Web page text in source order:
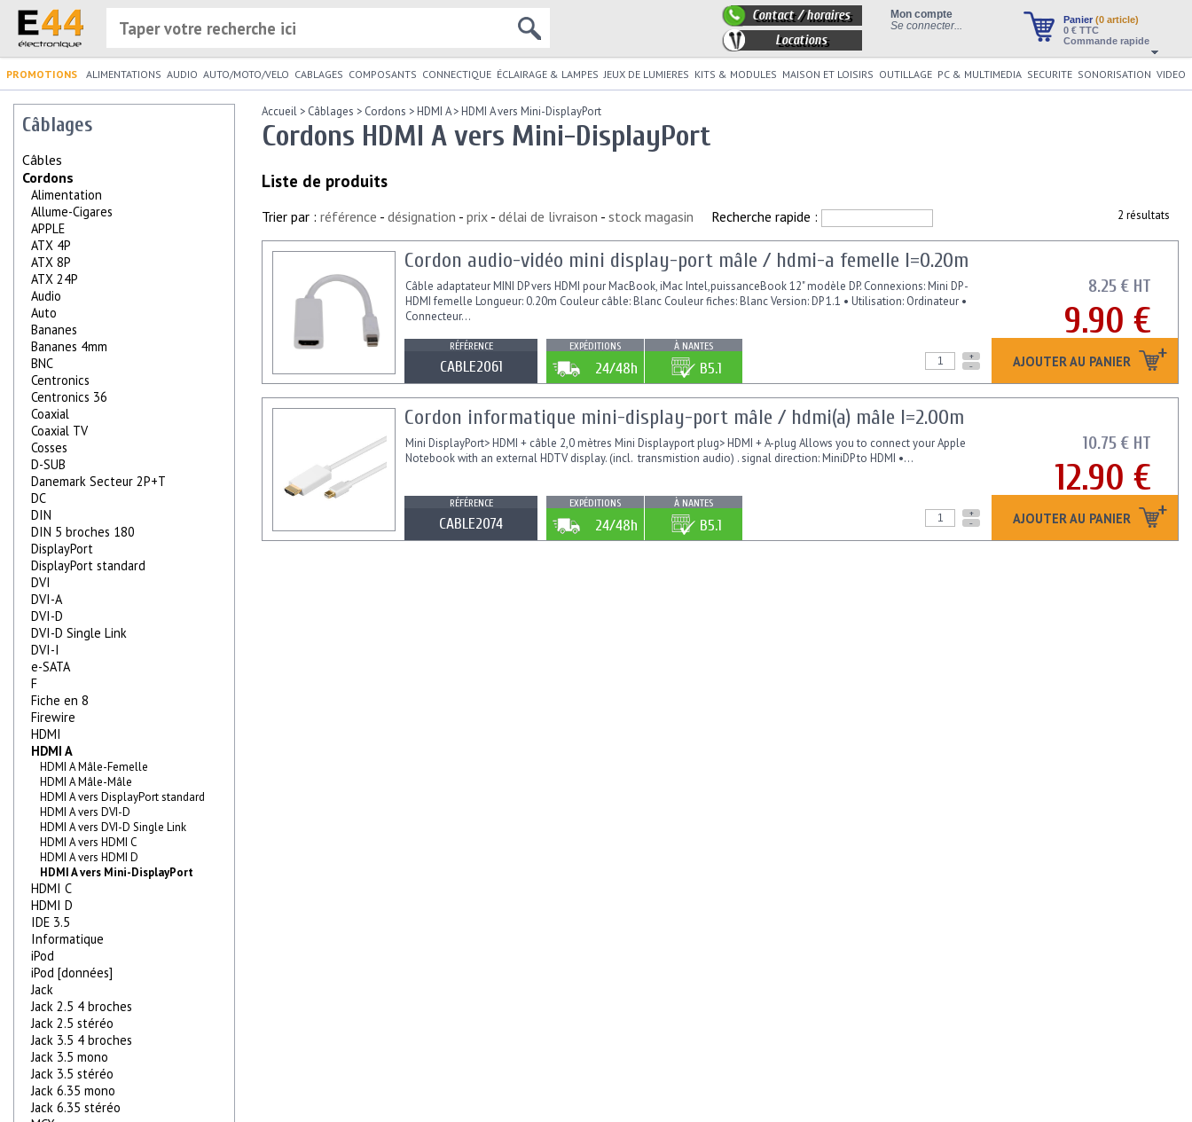
Panier (0 article)
0 € TTC
Commande rapide
Mon compte
Se connecter...
Contact / horaires
Locations
PROMOTIONS ALIMENTATIONS AUDIO AUTO/MOTO/VELO CABLAGES COMPOSANTS CONNECTIQUE ÉCLAIRAGE & LAMPES JEUX DE LUMIERES KITS & MODULES MAISON ET LOISIRS OUTILLAGE PC & MULTIMEDIA SECURITE SONORISATION VIDEO
Câblages
Câbles
Cordons
Alimentation
Allume-Cigares
APPLE
ATX 4P
ATX 8P
ATX 24P
Audio
Auto
Bananes
Bananes 4mm
BNC
Centronics
Centronics 36
Coaxial
Coaxial TV
Cosses
D-SUB
Danemark Secteur 2P+T
DC
DIN
DIN 5 broches 180
DisplayPort
DisplayPort standard
DVI
DVI-A
DVI-D
DVI-D Single Link
DVI-I
e-SATA
F
Fiche en 8
Firewire
HDMI
HDMI A
HDMI A Mâle-Femelle
HDMI A Mâle-Mâle
HDMI A vers DisplayPort standard
HDMI A vers DVI-D
HDMI A vers DVI-D Single Link
HDMI A vers HDMI C
HDMI A vers HDMI D
HDMI A vers Mini-DisplayPort
HDMI C
HDMI D
IDE 3.5
Informatique
iPod
iPod [données]
Jack
Jack 2.5 4 broches
Jack 2.5 stéréo
Jack 3.5 4 broches
Jack 3.5 mono
Jack 3.5 stéréo
Jack 6.35 mono
Jack 6.35 stéréo
Accueil > Câblages > Cordons >HDMI A>HDMI A vers Mini-DisplayPort
Cordons HDMI A vers Mini-DisplayPort
Liste de produits
2 résultats
Trier par : référence - désignation - prix - délai de livraison - stock magasin Recherche rapide :
8.25 € HT
9.90 €
AJOUTER AU PANIER
Cordon audio-vidéo mini display-port mâle / hdmi-a femelle l=0.20m
Câble adaptateur MINI DP vers HDMI pour MacBook, iMac Intel,puissanceBook 12" modèle DP. Connexions: Mini DP -
HDMI femelle Longueur: 0.20m Couleur câble: Blanc Couleur fiches: Blanc Version: DP 1.1 • Utilisation: Ordinateur •
Connecteur...
RÉFÉRENCE
CABLE2061
EXPÉDITIONS
24/48h
À NANTES
B5.1
+
-
10.75 € HT
12.90 €
AJOUTER AU PANIER
Cordon informatique mini-display-port mâle / hdmi(a) mâle l=2.00m
Mini DisplayPort> HDMI + câble 2,0 mètres Mini Displayport plug> HDMI + A-plug Allows you to connect your Apple
Notebook with an external HDTV display. (incl. transmistion audio) . signal direction: MiniDP to HDMI •...
RÉFÉRENCE
CABLE2074
EXPÉDITIONS
24/48h
À NANTES
B5.1
+
-